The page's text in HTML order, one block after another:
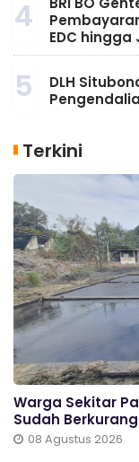
4
EDC hingga
5
DLH
Terkini
Warga Sekitar
Sudah Berkurang
08 Agustus 2026